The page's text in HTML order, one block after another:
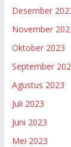
Desember
November
Oktober 2023
September
Agustus 2023
Juli 2023
Juni 2023
Mei 2023